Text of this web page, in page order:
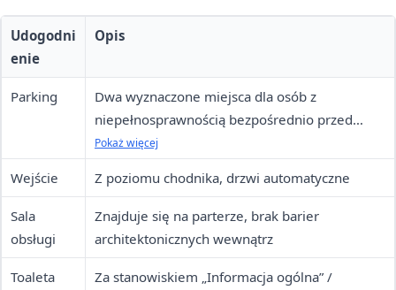
Udogodni
enie
Opis
Parking
Dwa wyznaczone miejsca dla osób z
niepełnosprawnością bezpośrednio przed
budynkiem
Pokaż więcej
Wejście Z poziomu chodnika, drzwi automatyczne
Sala
obsługi
Znajduje się na parterze, brak barier
architektonicznych wewnątrz
Toaleta
Za stanowiskiem „Informacja ogólna” /